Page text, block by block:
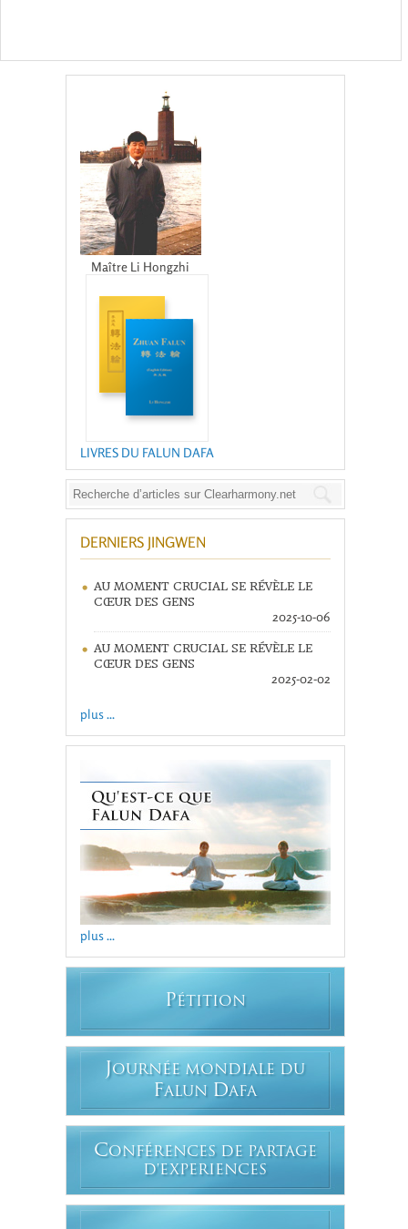
Maître Li Hongzhi
LIVRES DU FALUN DAFA
DERNIERS JINGWEN
AU MOMENT CRUCIAL SE RÉVÈLE LE
CŒUR DES GENS
2025-10-06
AU MOMENT CRUCIAL SE RÉVÈLE LE
CŒUR DES GENS
2025-02-02
plus ...
plus ...
PÉTITION
JOURNÉE MONDIALE DU
FALUN DAFA
CONFÉRENCES DE PARTAGE
D'EXPERIENCES